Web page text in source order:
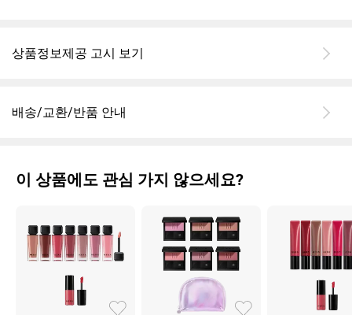
상품정보제공 고시 보기
배송/교환/반품 안내
이 상품에도 관심 가지 않으세요?